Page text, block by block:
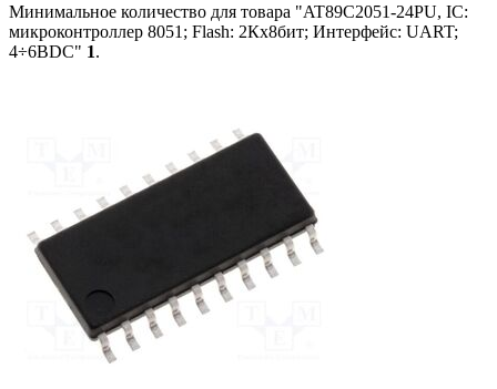
Минимальное количество для товара "AT89C2051-24PU, IC:
микроконтроллер 8051; Flash: 2Кx8бит; Интерфейс: UART;
4÷6ВDC" 1.